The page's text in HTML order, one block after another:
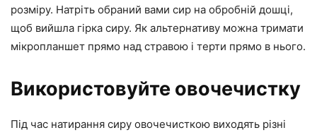
розміру. Натріть обраний вами сир на обробній дошці,
щоб вийшла гірка сиру. Як альтернативу можна тримати
мікропланшет прямо над стравою і терти прямо в нього.
Використовуйте овочечистку
Під час натирання сиру овочечисткою виходять різні